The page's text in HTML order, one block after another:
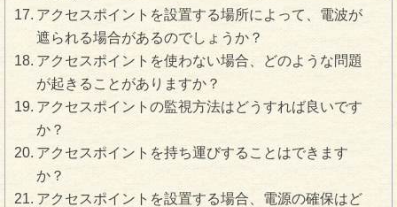
アクセスポイントを設置する場所によって、電波が
遮られる場合があるのでしょうか？
アクセスポイントを使わない場合、どのような問題
が起きることがありますか？
アクセスポイントの監視方法はどうすれば良いです
か？
アクセスポイントを持ち運びすることはできます
か？
アクセスポイントを設置する場合、電源の確保はど